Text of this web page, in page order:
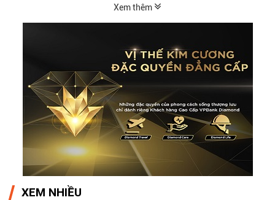
Xem thêm
XEM NHIỀU